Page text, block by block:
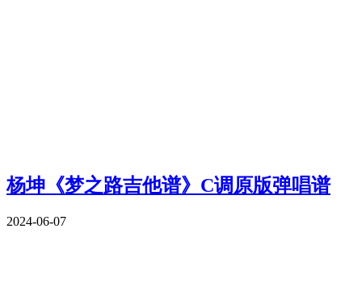
杨坤《梦之路吉他谱》C调原版弹唱谱
2024-06-07